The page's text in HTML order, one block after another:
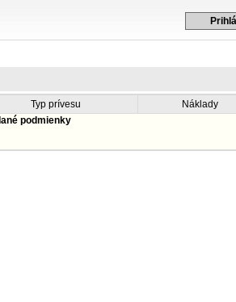
Typ prívesu Náklady
podmienky